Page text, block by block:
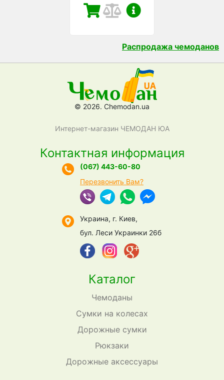
Распродажа чемоданов
© 2026. Chemodan.ua
Интернет-магазин ЧЕМОДАН ЮА
Каталог
Чемоданы
Сумки на колесах
Дорожные сумки
Рюкзаки
Дорожные аксессуары
Контактная информация
(067) 443-60-80
Перезвонить Вам?
Украина, г. Киев,
бул. Леси Украинки 26б